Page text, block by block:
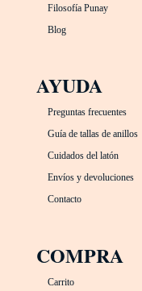
Filosofía Punay
Blog
AYUDA
Preguntas frecuentes
Guía de tallas de anillos
Cuidados del latón
Envíos y devoluciones
Contacto
COMPRA
Carrito